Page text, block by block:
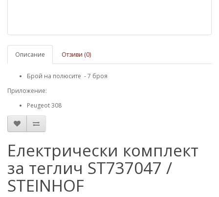
Описание Отзиви (0)
Брой на полюсите - 7 броя
Приложение:
Peugeot 308
Електрически комплект
за теглич ST737047 /
STEINHOF